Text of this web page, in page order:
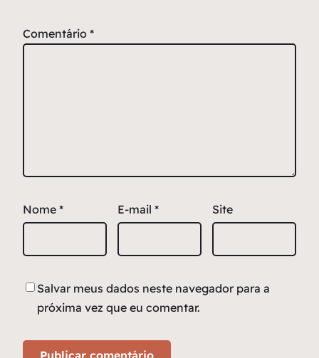
Comentário *
Nome * E-mail * Site
Salvar meus dados neste navegador para a
próxima vez que eu comentar.